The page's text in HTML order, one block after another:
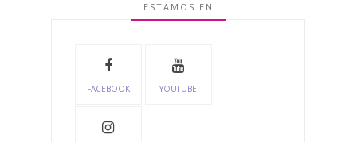
ESTAMOS EN
FACEBOOK YOUTUBE